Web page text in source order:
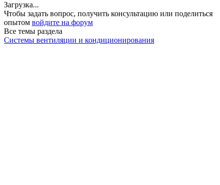
Загрузка...
Чтобы задать вопрос, получить консультацию или поделиться
опытом войдите на форум
Все темы раздела
Системы вентиляции и кондиционирования